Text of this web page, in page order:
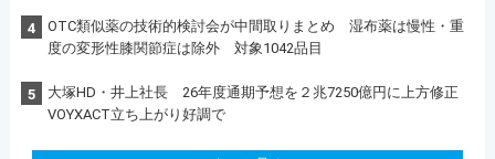
4
OTC類似薬の技術的検討会が中間取りまとめ 湿布薬は慢性・重
度の変形性膝関節症は除外 対象1042品目
5
大塚HD・井上社長 26年度通期予想を２兆7250億円に上方修正
VOYXACT立ち上がり好調で